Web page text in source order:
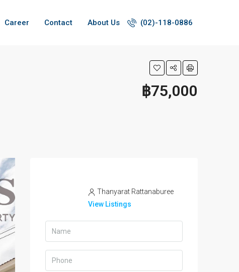
Career Contact About Us (02)-118-0886
฿75,000
Thanyarat Rattanaburee
View Listings